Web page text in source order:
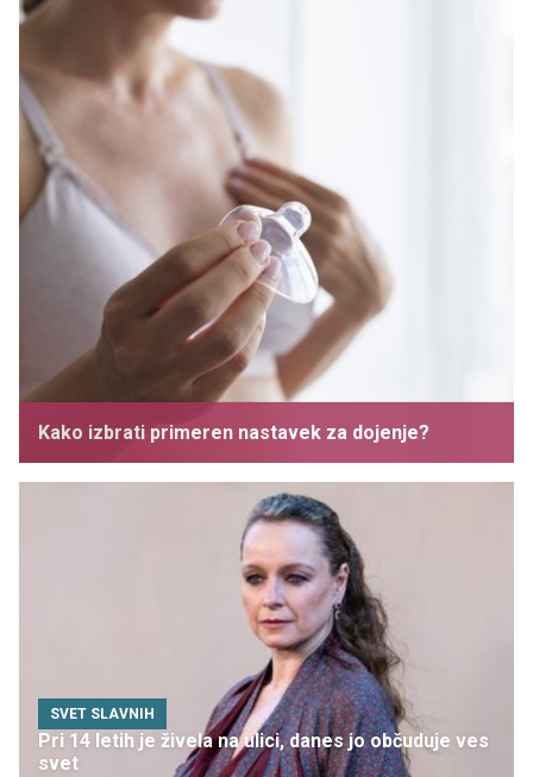
Kako izbrati primeren nastavek za dojenje?
SVET SLAVNIH
Pri 14 letih je živela na ulici, danes jo občuduje ves
svet